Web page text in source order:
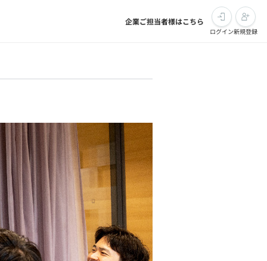
企業ご担当者様はこちら
ログイン新規登録